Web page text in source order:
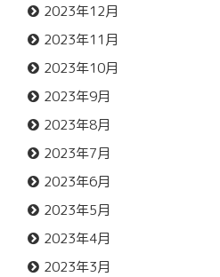
2023年12月
2023年11月
2023年10月
2023年9月
2023年8月
2023年7月
2023年6月
2023年5月
2023年4月
2023年3月